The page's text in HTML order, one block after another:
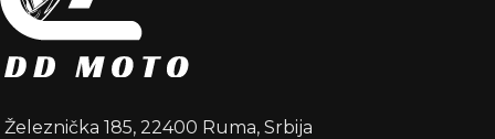
Železnička 185, 22400 Ruma, Srbija